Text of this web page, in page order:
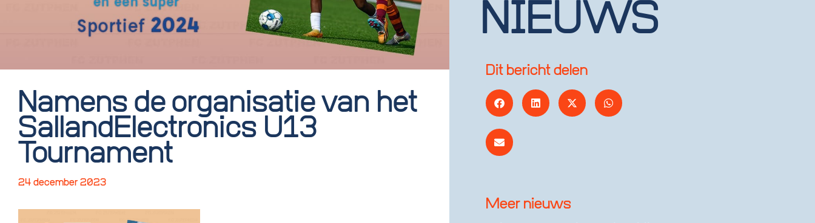
Namens de organisatie van het
SallandElectronics U13
Tournament
24 december 2023
NIEUWS
Dit bericht delen
Meer nieuws